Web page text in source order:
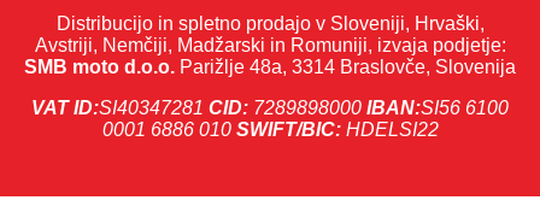
Distribucijo in spletno prodajo v Sloveniji, Hrvaški,
Avstriji, Nemčiji, Madžarski in Romuniji, izvaja podjetje:
SMB moto d.o.o. Parižlje 48a, 3314 Braslovče, Slovenija
VAT ID:SI40347281 CID: 7289898000 IBAN:SI56 6100
0001 6886 010 SWIFT/BIC:HDELSI22